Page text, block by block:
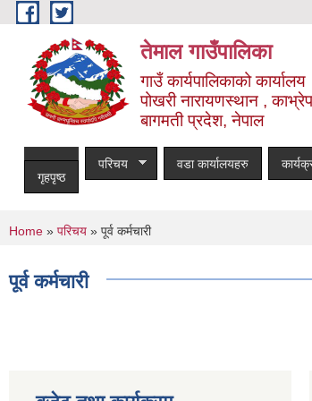
Skip to main content
तेमाल गाउँपालिका
गाउँ कार्यपालिकाको कार्यालय
पोखरी नारायणस्थान ,
बागमती प्रदेश, नेपाल
गृहपृष्ठ
परिचय वडा कार्यालयहरु
You are here
Home » परिचय » पूर्व कर्मचारी
पूर्व कर्मचारी